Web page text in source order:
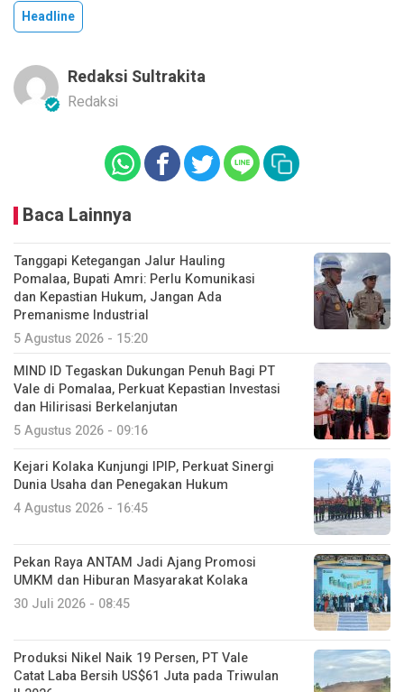
Headline
Redaksi Sultrakita
Redaksi
Baca Lainnya
Tanggapi Ketegangan Jalur Hauling
Pomalaa, Bupati Amri: Perlu Komunikasi
dan Kepastian Hukum, Jangan Ada
Premanisme Industrial
5 Agustus 2026 - 15:20
MIND ID Tegaskan Dukungan Penuh Bagi PT
Vale di Pomalaa, Perkuat Kepastian Investasi
dan Hilirisasi Berkelanjutan
5 Agustus 2026 - 09:16
Kejari Kolaka Kunjungi IPIP, Perkuat Sinergi
Dunia Usaha dan Penegakan Hukum
4 Agustus 2026 - 16:45
Pekan Raya ANTAM Jadi Ajang Promosi
UMKM dan Hiburan Masyarakat Kolaka
30 Juli 2026 - 08:45
Produksi Nikel Naik 19 Persen, PT Vale
Catat Laba Bersih US$61 Juta pada Triwulan